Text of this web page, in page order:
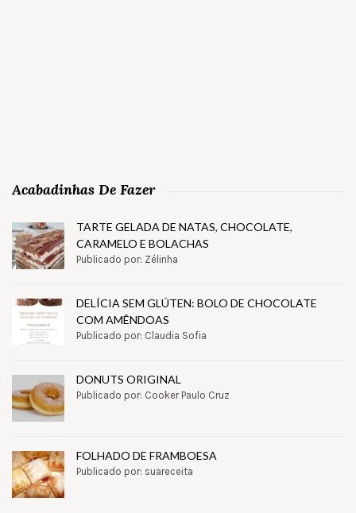
Acabadinhas De Fazer
TARTE GELADA DE NATAS, CHOCOLATE,
CARAMELO E BOLACHAS
Publicado por: Zélinha
DELÍCIA SEM GLÚTEN: BOLO DE CHOCOLATE
COM AMÊNDOAS
Publicado por: Claudia Sofia
DONUTS ORIGINAL
Publicado por: Cooker Paulo Cruz
FOLHADO DE FRAMBOESA
Publicado por: suareceita